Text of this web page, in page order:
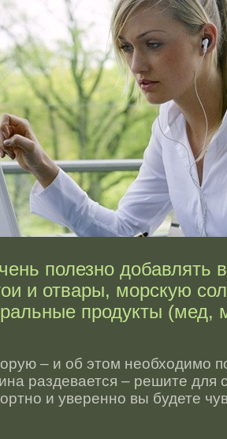
полезно добавлять
и отвары, морскую
продукты (мед,
– и об этοм необходимо
раздевается – решите для
и увереннο вы будете